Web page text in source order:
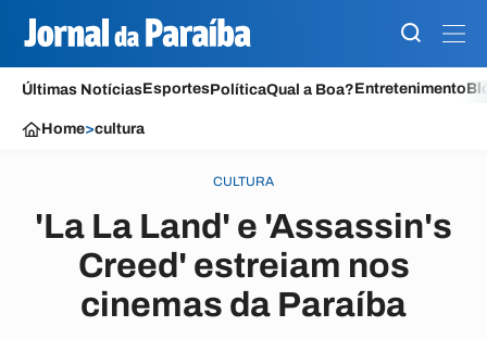
Últimas NotíciasEsportesPolíticaQual a Boa?Entretenimento
Home>cultura
CULTURA
'La La Land' e 'Assassin's
Creed' estreiam nos
cinemas da Paraíba